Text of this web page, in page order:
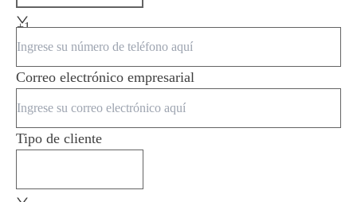
+1
Correo electrónico empresarial
Tipo de cliente